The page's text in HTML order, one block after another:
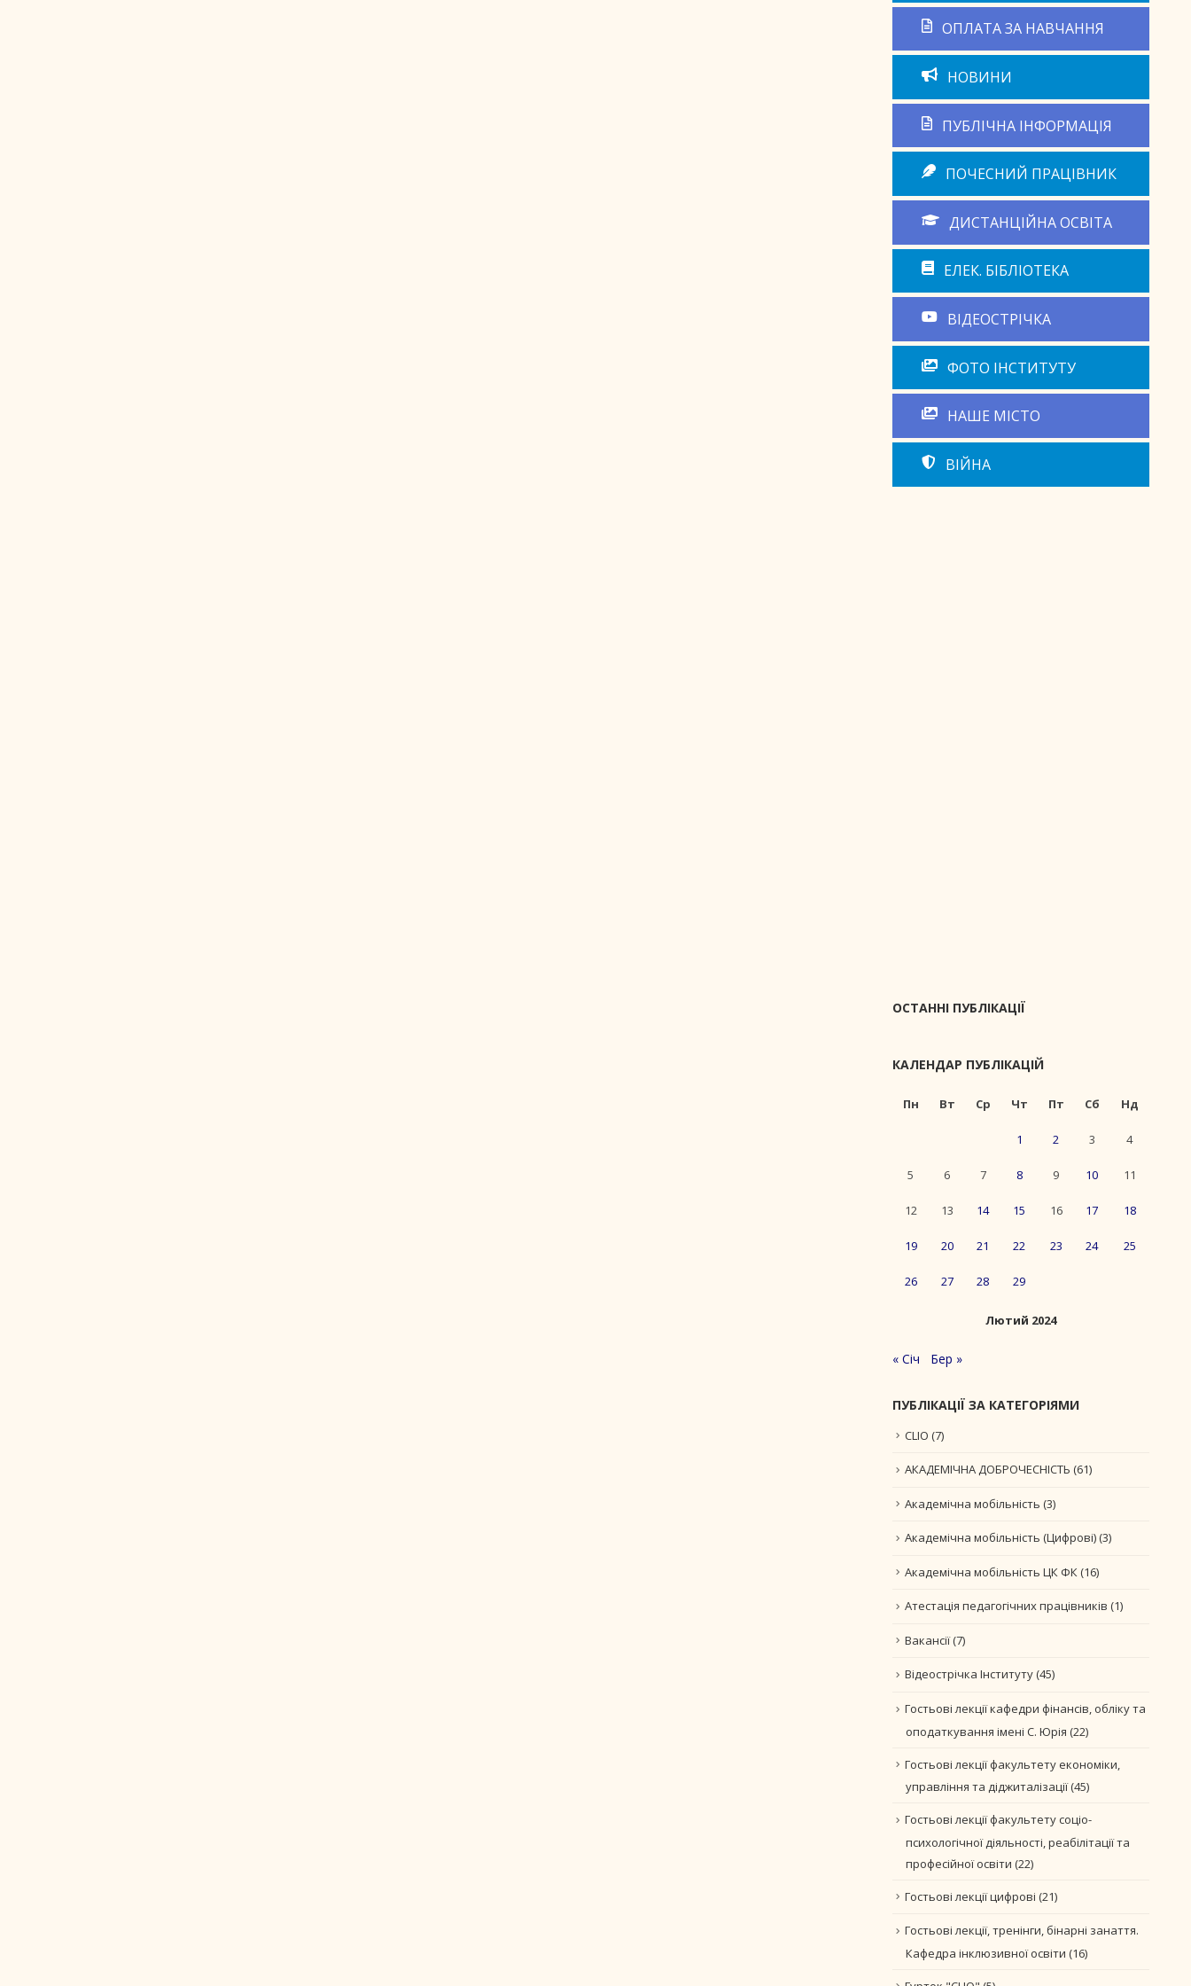
ОПЛАТА ЗА НАВЧАННЯ
НОВИНИ
ПУБЛІЧНА ІНФОРМАЦІЯ
ПОЧЕСНИЙ ПРАЦІВНИК
ДИСТАНЦІЙНА ОСВІТА
ЕЛЕК. БІБЛІОТЕКА
ВІДЕОСТРІЧКА
ФОТО ІНСТИТУТУ
НАШЕ МІСТО
ВІЙНА
ОСТАННІ ПУБЛІКАЦІЇ
КАЛЕНДАР ПУБЛІКАЦІЙ
Лютий 2024
Пн Вт Ср Чт Пт Сб Нд
1 2 3 4
5 6 7 8 9 10 11
12 13 14 15 16 17 18
19 20 21 22 23 24 25
26 27 28 29
« Січ Бер »
ПУБЛІКАЦІЇ ЗА КАТЕГОРІЯМИ
CLIO (7)
АКАДЕМІЧНА ДОБРОЧЕСНІСТЬ (61)
Академічна мобільність (3)
Академічна мобільність (Цифрові)(3)
Академічна мобільність ЦК ФК(16)
Атестація педагогічних працівників (1)
Вакансії(7)
Відеострічка Інституту(45)
Гостьові лекції кафедри фінансів, обліку та
оподаткування імені С. Юрія (22)
Гостьові лекції факультету економіки,
управління та діджиталізації(45)
Гостьові лекції факультету соціо-
психологічної діяльності, реабілітації та
професійної освіти (22)
Гостьові лекції цифрові (21)
Гостьові лекції, тренінги, бінарні занаття.
Кафедра інклюзивної освіти (16)